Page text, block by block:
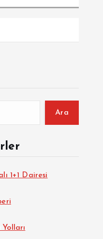
Ara
1+1 Dairesi